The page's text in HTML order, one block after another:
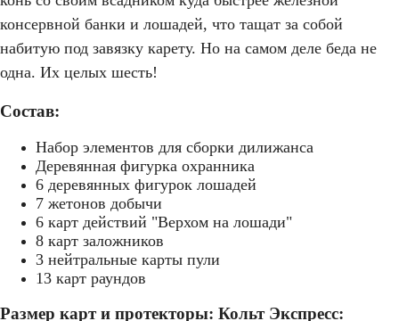
консервной банки и лошадей, что тащат за собой
набитую под завязку карету. Но на самом деле беда не
одна. Их целых шесть!
Состав:
Набор элементов для сборки дилижанса
Деревянная фигурка охранника
6 деревянных фигурок лошадей
7 жетонов добычи
6 карт действий "Верхом на лошади"
8 карт заложников
3 нейтральные карты пули
13 карт раундов
Размер карт и протекторы: Кольт Экспресс: